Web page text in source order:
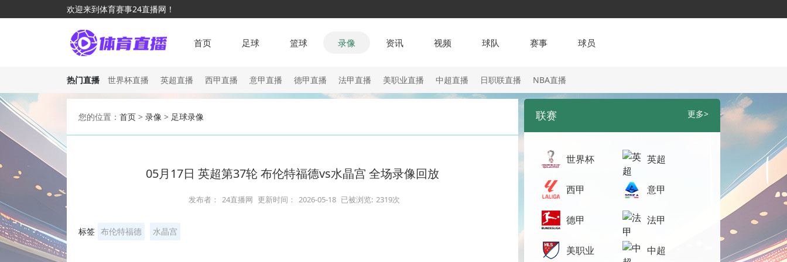
欢迎来到体育赛事24直播网！
首页 足球 篮球 录像 资讯 视频 球队 赛事 球员
热门直播 世界杯直播 英超直播 西甲直播 意甲直播 德甲直播 法甲直播 美职业直播 中超直播 日职联直播 NBA直播
您的位置： 首页 > 录像 > 足球录像
05月17日 英超第37轮 布伦特福德vs水晶宫 全场录像回放
发布者： 24直播网 更新时间： 2026-05-18 已被浏览: 2319次
标签 布伦特福德 水晶宫
联赛 更多>
世界杯 英超
西甲 意甲
德甲 法甲
美职业 中超